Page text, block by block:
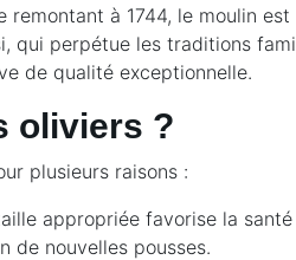
remontant à 1744, le moulin est
qui perpétue les traditions
de qualité exceptionnelle.
oliviers ?
plusieurs raisons :
appropriée favorise la
de nouvelles pousses.